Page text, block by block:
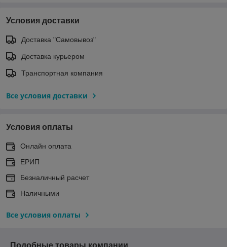
Условия доставки
Доставка "Самовывоз"
Доставка курьером
Транспортная компания
Все условия доставки
Условия оплаты
Онлайн оплата
ЕРИП
Безналичный расчет
Наличными
Все условия оплаты
Подобные товары компании